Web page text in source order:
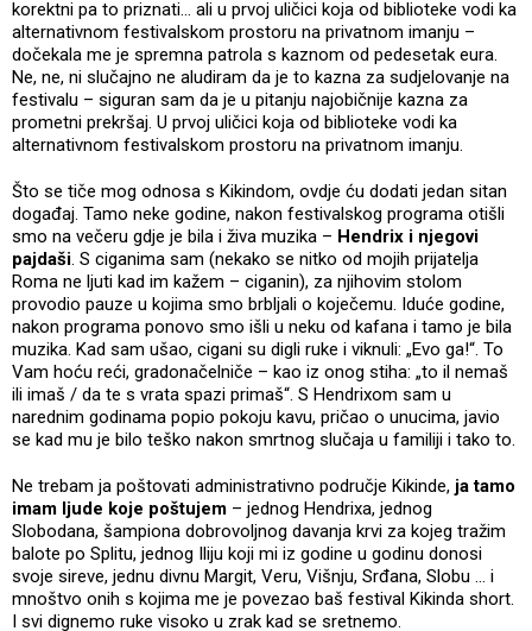
korektni pa to priznati… ali u prvoj uličici koja od biblioteke vodi ka
alternativnom festivalskom prostoru na privatnom imanju –
dočekala me je spremna patrola s kaznom od pedesetak eura.
Ne, ne, ni slučajno ne aludiram da je to kazna za sudjelovanje na
festivalu – siguran sam da je u pitanju najobičnije kazna za
prometni prekršaj. U prvoj uličici koja od biblioteke vodi ka
alternativnom festivalskom prostoru na privatnom imanju.
Što se tiče mog odnosa s Kikindom, ovdje ću dodati jedan sitan
događaj. Tamo neke godine, nakon festivalskog programa otišli
smo na večeru gdje je bila i živa muzika – Hendrix i njegovi
pajdaši. S ciganima sam (nekako se nitko od mojih prijatelja
Roma ne ljuti kad im kažem – ciganin), za njihovim stolom
provodio pauze u kojima smo brbljali o koječemu. Iduće godine,
nakon programa ponovo smo išli u neku od kafana i tamo je bila
muzika. Kad sam ušao, cigani su digli ruke i viknuli: „Evo ga!“. To
Vam hoću reći, gradonačelniče – kao iz onog stiha: „to il nemaš
ili imaš / da te s vrata spazi primaš“. S Hendrixom sam u
narednim godinama popio pokoju kavu, pričao o unucima, javio
se kad mu je bilo teško nakon smrtnog slučaja u familiji i tako to.
Ne trebam ja poštovati administrativno područje Kikinde, ja tamo
imam ljude koje poštujem – jednog Hendrixa, jednog
Slobodana, šampiona dobrovoljnog davanja krvi za kojeg tražim
balote po Splitu, jednog Iliju koji mi iz godine u godinu donosi
svoje sireve, jednu divnu Margit, Veru, Višnju, Srđana, Slobu … i
mnoštvo onih s kojima me je povezao baš festival Kikinda short.
I svi dignemo ruke visoko u zrak kad se sretnemo.